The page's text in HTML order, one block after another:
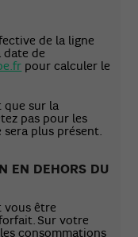
de la ligne
date de
pour calculer le
sur la
pas pour les
plus présent.
EN DEHORS DU
vous être
Sur votre
consommations